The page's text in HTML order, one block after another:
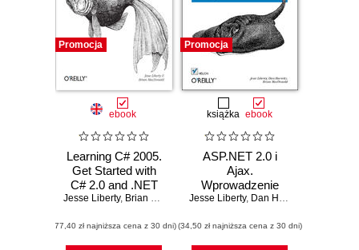
Promocja
ebook
Learning C# 2005.
Get Started with
C# 2.0 and .NET
Programming. 2nd
Jesse Liberty, Brian MacDonald
(77,40 zł najniższa cena z 30 dni)
Promocja
książka ebook
ASP.NET 2.0 i
Ajax.
Wprowadzenie
Jesse Liberty, Dan Hurwitz
(34,50 zł najniższa cena z 30 dni)